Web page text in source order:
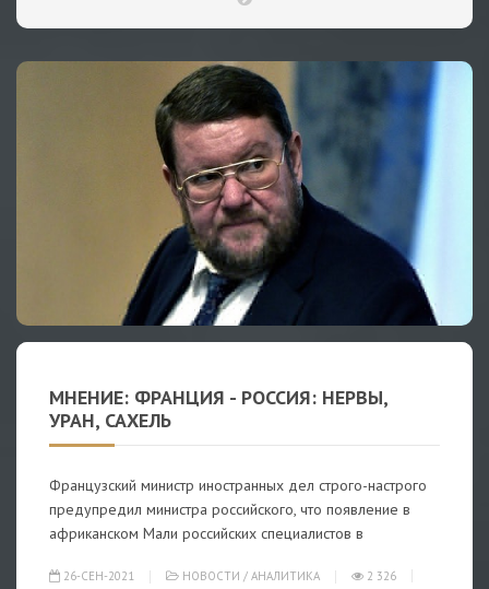
МНЕНИЕ: ФРАНЦИЯ - РОССИЯ: НЕРВЫ,
УРАН, САХЕЛЬ
Французский министр иностранных дел строго-настрого
предупредил министра российского, что появление в
африканском Мали российских специалистов в
26-СЕН-2021 НОВОСТИ / АНАЛИТИКА 2 326